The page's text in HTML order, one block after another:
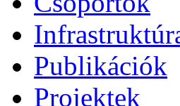
Publikációk
Projektek